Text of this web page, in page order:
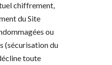
chiffrement,
du Site
ou
(sécurisation du
toute